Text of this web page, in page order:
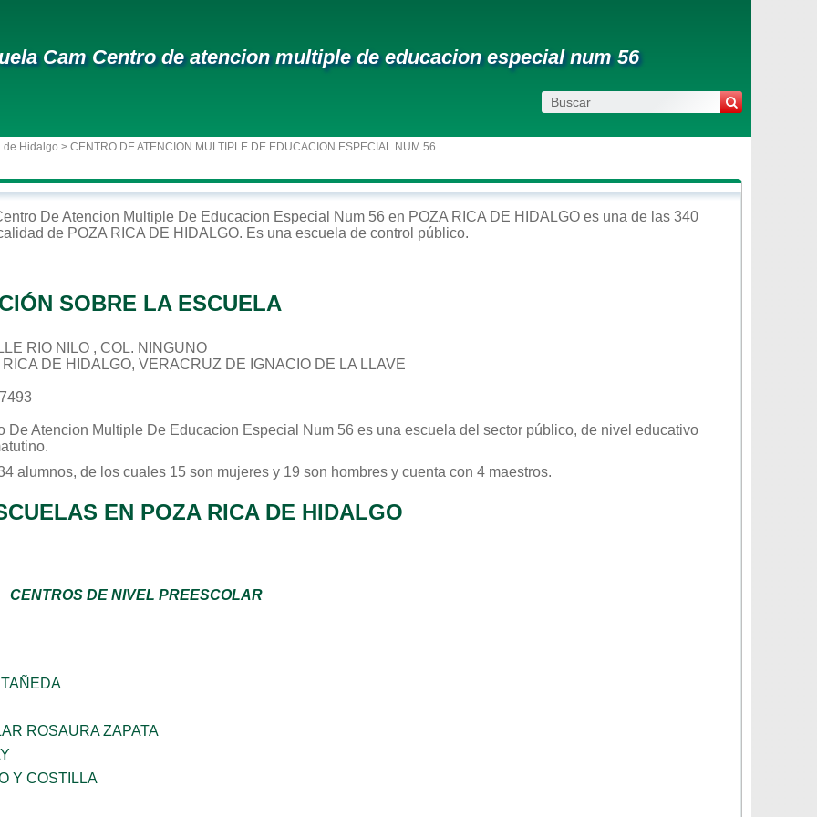
Cam Centro de atencion multiple de educacion especial num 56
de Hidalgo > CENTRO DE ATENCION MULTIPLE DE EDUCACION ESPECIAL NUM 56
De Atencion Multiple De Educacion Especial Num 56 en POZA RICA DE HIDALGO es una de las 340
de POZA RICA DE HIDALGO. Es una escuela de control público.
SOBRE LA ESCUELA
RIO NILO , COL. NINGUNO
DE HIDALGO, VERACRUZ DE IGNACIO DE LA LLAVE
De Atencion Multiple De Educacion Especial Num 56 es una escuela del sector público, de nivel educativo
.
alumnos, de los cuales 15 son mujeres y 19 son hombres y cuenta con 4 maestros.
EN POZA RICA DE HIDALGO
CENTROS DE NIVEL PREESCOLAR
ROSAURA ZAPATA
Y COSTILLA